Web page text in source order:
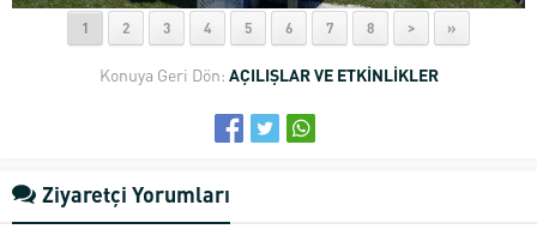
1 2 3 4 5 6 7 8 > »
Konuya Geri Dön: AÇILIŞLAR VE ETKİNLİKLER
Ziyaretçi Yorumları